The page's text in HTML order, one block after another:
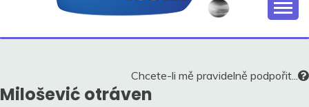
HISTORIE V
SOUVISLOSTECH
Chcete-li mě pravidelně podpořit...
Milošević otráven